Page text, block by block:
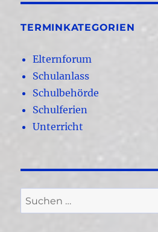
TERMINKATEGORIEN
Elternforum
Schulanlass
Schulbehörde
Schulferien
Unterricht
Suchen
nach: